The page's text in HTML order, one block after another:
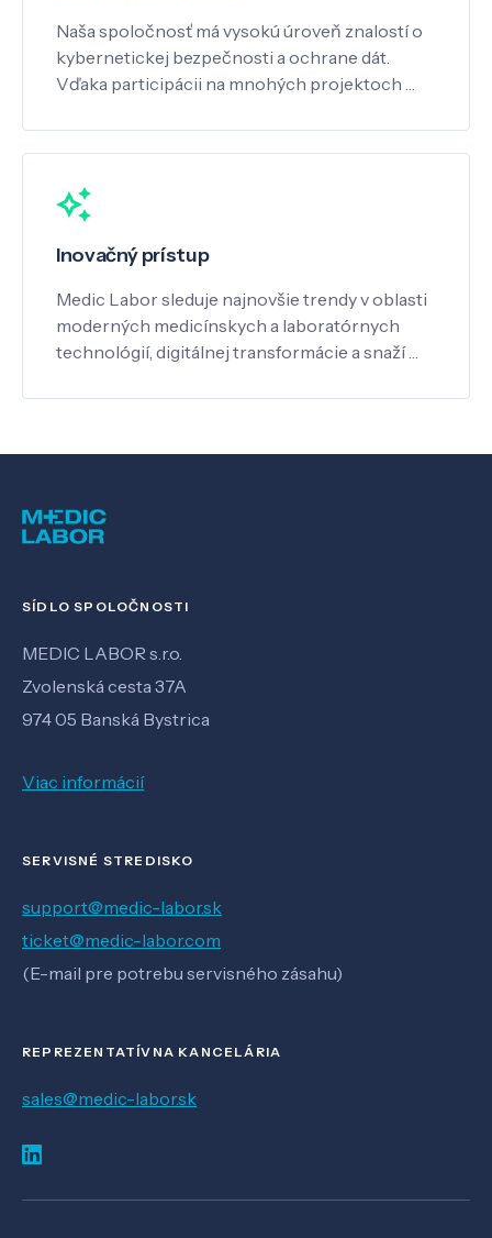
Naša spoločnosť má vysokú úroveň znalostí o
kybernetickej bezpečnosti a ochrane dát.
Vďaka participácii na mnohých projektoch …
Inovačný prístup
Medic Labor sleduje najnovšie trendy v oblasti
moderných medicínskych a laboratórnych
technológií, digitálnej transformácie a snaží …
SÍDLO SPOLOČNOSTI
MEDIC LABOR s.r.o.
Zvolenská cesta 37A
974 05 Banská Bystrica
Viac informácií
SERVISNÉ STREDISKO
support@medic-labor.sk
ticket@medic-labor.com
(E-mail pre potrebu servisného zásahu)
REPREZENTATÍVNA KANCELÁRIA
sales@medic-labor.sk